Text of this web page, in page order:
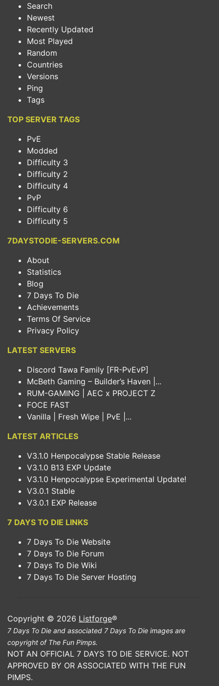
Search
Newest
Recently Updated
Most Played
Random
Countries
Versions
Ping
Tags
TOP SERVER TAGS
PvE
Modded
Difficulty 3
Difficulty 2
Difficulty 4
PvP
Difficulty 6
Difficulty 5
7DAYSTODIE-SERVERS.COM
About
Statistics
Blog
7 Days To Die
Achievements
Terms Of Service
Privacy Policy
LATEST SERVERS
Discord Tawa Family [FR-PvEvP]
McBeth Gaming – Builder’s Haven |...
RUM-GAMING | AEC x PROJECT Z
FOCE FAST
Vanilla | Fresh Wipe | PvE |...
LATEST ARTICLES
V3.1.0 Henpocalypse Stable Release
V3.1.0 B13 EXP Update
V3.1.0 Henpocalypse Experimental Update!
V3.0.1 Stable
V3.0.1 EXP Release
7 DAYS TO DIE LINKS
7 Days To Die Website
7 Days To Die Forum
7 Days To Die Wiki
7 Days To Die Server Hosting
Copyright © 2026 Listforge®
7 Days To Die and associated 7 Days To Die images are
copyright of The Fun Pimps.
NOT AN OFFICIAL 7 DAYS TO DIE SERVICE. NOT
APPROVED BY OR ASSOCIATED WITH THE FUN
PIMPS.